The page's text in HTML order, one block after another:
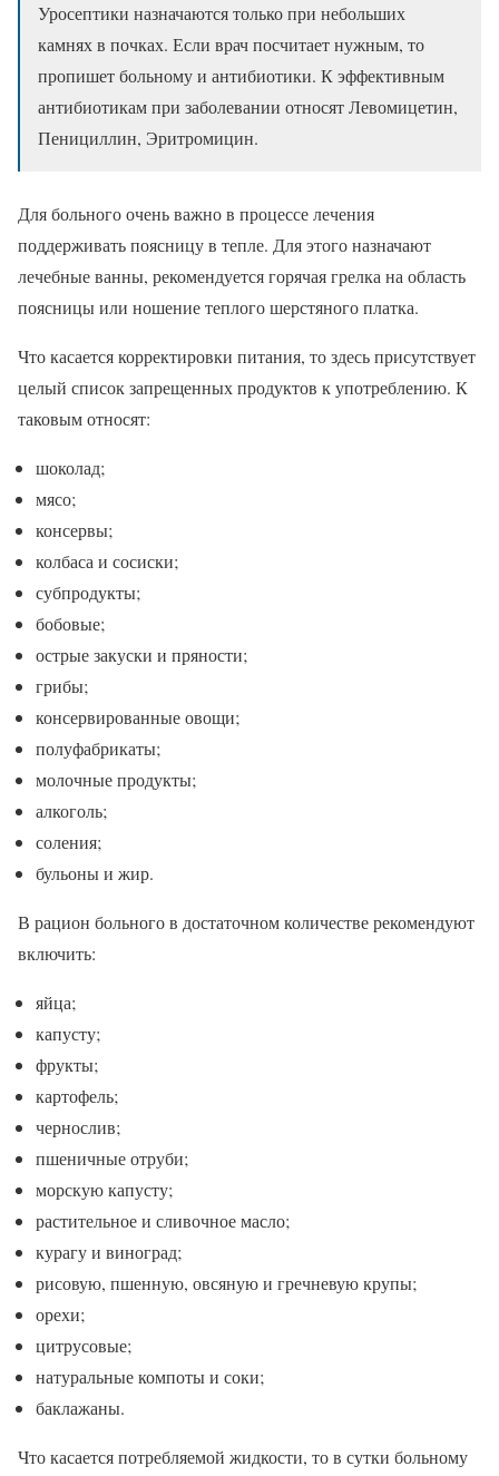
Уросептики назначаются только при небольших
камнях в почках. Если врач посчитает нужным, то
пропишет больному и антибиотики. К эффективным
антибиотикам при заболевании относят Левомицетин,
Пенициллин, Эритромицин.
Для больного очень важно в процессе лечения
поддерживать поясницу в тепле. Для этого назначают
лечебные ванны, рекомендуется горячая грелка на область
поясницы или ношение теплого шерстяного платка.
Что касается корректировки питания, то здесь присутствует
целый список запрещенных продуктов к употреблению. К
таковым относят:
шоколад;
мясо;
консервы;
колбаса и сосиски;
субпродукты;
бобовые;
острые закуски и пряности;
грибы;
консервированные овощи;
полуфабрикаты;
молочные продукты;
алкоголь;
соления;
бульоны и жир.
В рацион больного в достаточном количестве рекомендуют
включить:
яйца;
капусту;
фрукты;
картофель;
чернослив;
пшеничные отруби;
морскую капусту;
растительное и сливочное масло;
курагу и виноград;
рисовую, пшенную, овсяную и гречневую крупы;
орехи;
цитрусовые;
натуральные компоты и соки;
баклажаны.
Что касается потребляемой жидкости, то в сутки больному